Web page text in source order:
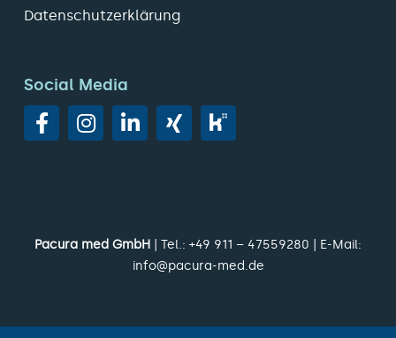
Datenschutzerklärung
Social Media
Pacura med GmbH | Tel.: +49 911 – 47559280 | E-Mail:
info@pacura-med.de